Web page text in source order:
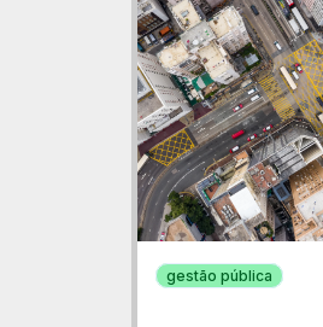
gestão pública